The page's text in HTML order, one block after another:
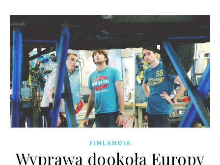
FINLANDIA
Wyprawa dookoła Europy